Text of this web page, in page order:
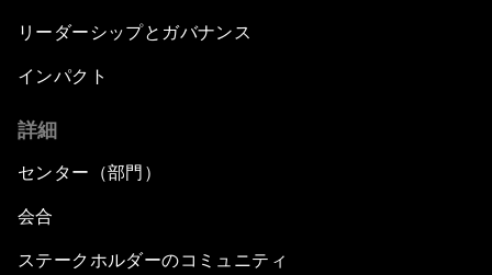
リーダーシップとガバナンス
インパクト
詳細
センター（部門）
会合
ステークホルダーのコミュニティ